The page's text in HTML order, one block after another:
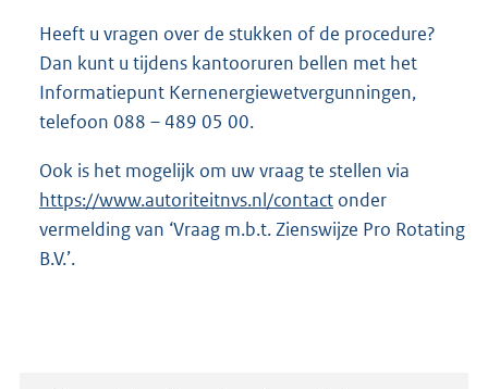
Heeft u vragen over de stukken of de procedure?
Dan kunt u tijdens kantooruren bellen met het
Informatiepunt Kernenergiewetvergunningen,
telefoon 088 – 489 05 00.
Ook is het mogelijk om uw vraag te stellen via
https://www.autoriteitnvs.nl/contact onder
vermelding van ‘Vraag m.b.t. Zienswijze Pro Rotating
B.V.’.